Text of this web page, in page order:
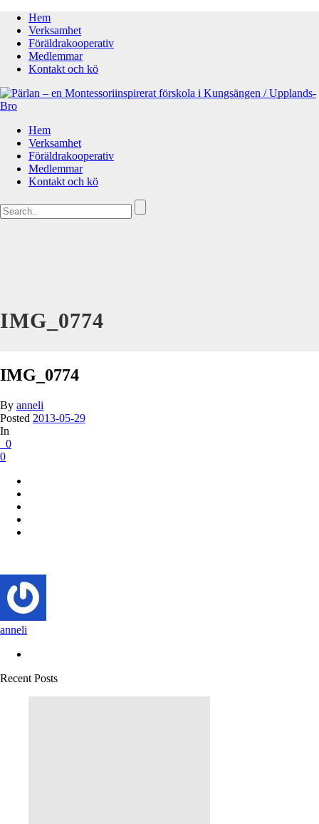
Hem
Verksamhet
Föräldrakooperativ
Medlemmar
Kontakt och kö
Hem
Verksamhet
Föräldrakooperativ
Medlemmar
Kontakt och kö
IMG_0774
IMG_0774
By anneli
Posted 2013-05-29
In
0
0
anneli
Recent Posts